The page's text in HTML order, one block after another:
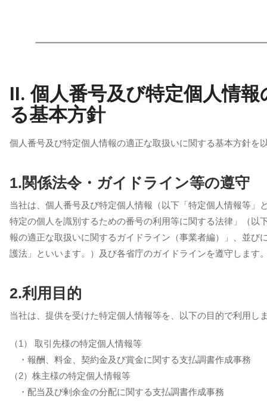
II. 個人番号及び特定個人情
る基本方針
個人番号及び特定個人情報の適正な取扱いに関する基本方針を
1.関係法令・ガイドライン等の遵守
当社は、個人番号及び特定個人情報（以下「特定個人情報等
特定の個人を識別するための番号の利用等に関する法律」（以
報の適正な取扱いに関するガイドライン（事業者編）」、並び
護法」といいます。）及び各省庁のガイドラインを遵守します
2.利用目的
当社は、提供を受けた特定個人情報等を、以下の目的で利用し
（1） 取引先様の特定個人情報等
・報酬、料金、契約金及び賞金に関する支払調書作成事務
（2）株主様の特定個人情報等
・配当及び剰余金の分配に関する支払調書作成事務